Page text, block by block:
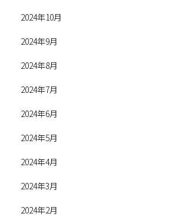
2024年10月
2024年9月
2024年8月
2024年7月
2024年6月
2024年5月
2024年4月
2024年3月
2024年2月